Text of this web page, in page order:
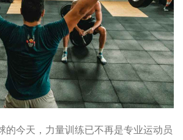
的今天，力量训练已不再是专业运动员